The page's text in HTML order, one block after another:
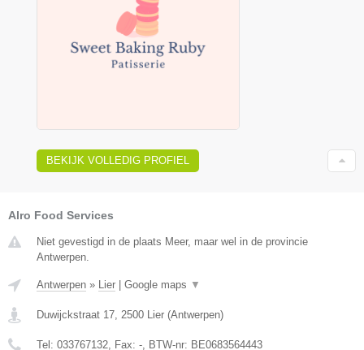
BEKIJK VOLLEDIG PROFIEL
Alro Food Services
Niet gevestigd in de plaats Meer, maar wel in de provincie
Antwerpen.
Antwerpen » Lier Google maps ▼
Duwijckstraat 17 2500 Lier (Antwerpen)
Tel: 033767132 , Fax: - , BTW-nr: BE0683564443